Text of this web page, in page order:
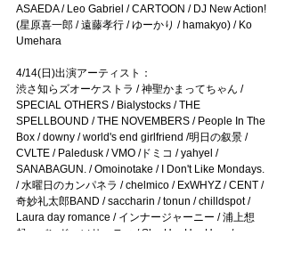
ASAEDA / Leo Gabriel / CARTOON / DJ New Action!
(星原喜一郎 / 遠藤孝行 / ゆーかり / hamakyo) / Ko
Umehara
4/14(日)出演アーティスト：
渋さ知らズオーケストラ / 神聖かまってちゃん /
SPECIAL OTHERS / Bialystocks / THE
SPELLBOUND / THE NOVEMBERS / People In The
Box / downy / world's end girlfriend /明日の叙景 /
CVLTE / Paledusk / VMO /ドミコ / yahyel /
SANABAGUN. / Omoinotake / I Don't Like Mondays.
/ 水曜日のカンパネラ / chelmico / ExWHYZ / CENT /
奇妙礼太郎BAND / saccharin / tonun / chilldspot /
Laura day romance / インナージャーニー / 浦上想
起・バンド・ソサエティ / She Her Her Hers /